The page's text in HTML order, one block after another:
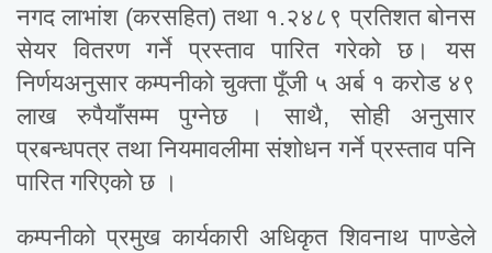
नगद लाभांश (करसहित) तथा १.२४८९ प्रतिशत बोनस
सेयर वितरण गर्ने प्रस्ताव पारित गरेको छ। यस
निर्णयअनुसार कम्पनीको चुक्ता पूँजी ५ अर्ब १ करोड ४९
लाख रुपैयाँसम्म पुग्नेछ । साथै, सोही अनुसार
प्रबन्धपत्र तथा नियमावलीमा संशोधन गर्ने प्रस्ताव पनि
पारित गरिएको छ ।
कम्पनीको प्रमुख कार्यकारी अधिकृत शिवनाथ पाण्डेले